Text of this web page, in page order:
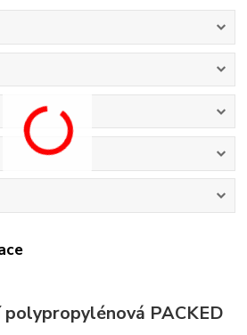
PACKED